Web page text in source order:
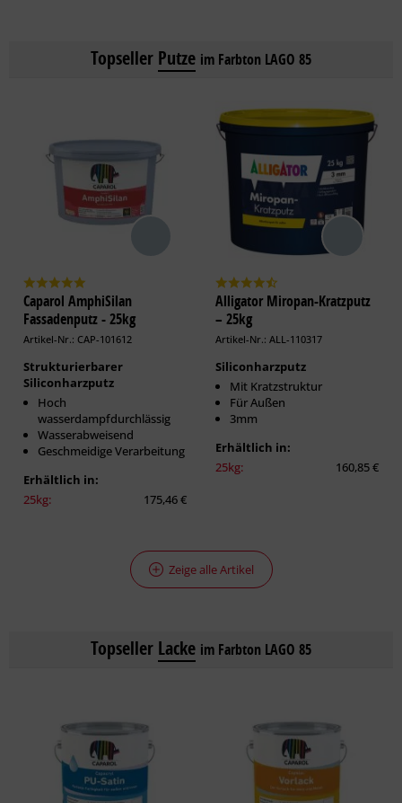
Topseller Putze im Farbton LAGO 85
Caparol AmphiSilan
Fassadenputz - 25kg
Artikel-Nr.: CAP-101612
Strukturierbarer
Siliconharzputz
Hoch
wasserdampfdurchlässig
Wasserabweisend
Geschmeidige Verarbeitung
Erhältlich in:
25kg:
175,46 €
Alligator Miropan-Kratzputz
– 25kg
Artikel-Nr.: ALL-110317
Siliconharzputz
Mit Kratzstruktur
Für Außen
3mm
Erhältlich in:
25kg:
160,85 €
Zeige alle Artikel
Topseller Lacke im Farbton LAGO 85